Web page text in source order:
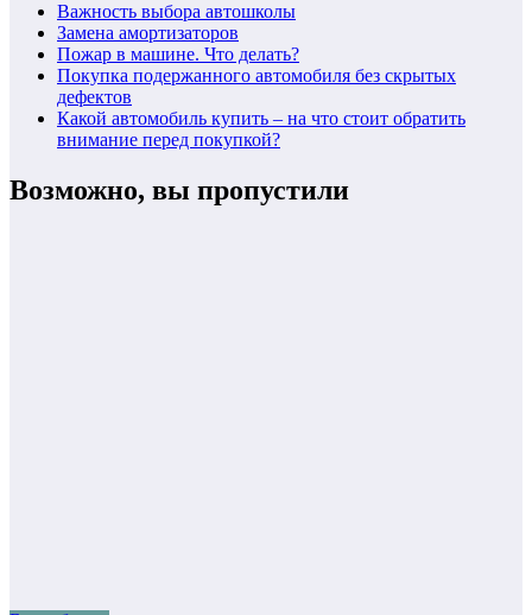
Важность выбора автошколы
Замена амортизаторов
Пожар в машине. Что делать?
Покупка подержанного автомобиля без скрытых
дефектов
Какой автомобиль купить – на что стоит обратить
внимание перед покупкой?
Возможно, вы пропустили